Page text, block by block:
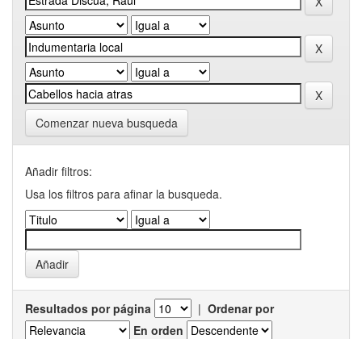
Comenzar nueva busqueda
Añadir filtros:
Usa los filtros para afinar la busqueda.
Resultados por página | Ordenar por
En orden